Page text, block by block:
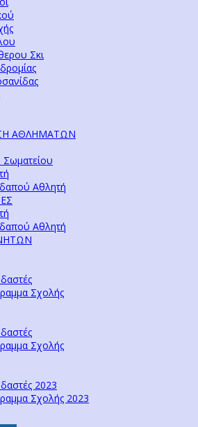
Σκι
ΑΘΛΗΜΑΤΩΝ
Αθλητή
Αθλητή
Σχολής
Σχολής
2023
Σχολής 2023